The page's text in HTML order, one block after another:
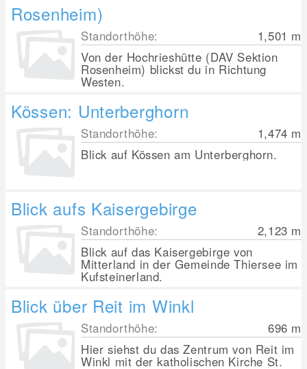
Rosenheim)
Standorthöhe: 1,501 m
Von der Hochrieshütte (DAV Sektion
Rosenheim) blickst du in Richtung
Westen.
Kössen: Unterberghorn
Standorthöhe: 1,474 m
Blick auf Kössen am Unterberghorn.
Blick aufs Kaisergebirge
Standorthöhe: 2,123 m
Blick auf das Kaisergebirge von
Mitterland in der Gemeinde Thiersee im
Kufsteinerland.
Blick über Reit im Winkl
Standorthöhe: 696 m
Hier siehst du das Zentrum von Reit im
Winkl mit der katholischen Kirche St.